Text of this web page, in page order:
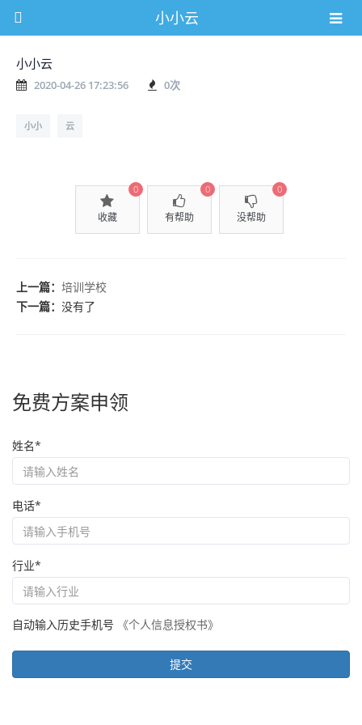
小小云
小小云
2020-04-26 17:23:56 0次
小小 云
收藏
0
有帮助
0
没帮助
0
上一篇： 培训学校
下一篇： 没有了
免费方案申领
姓名*
电话*
行业*
自动输入历史手机号 《个人信息授权书》